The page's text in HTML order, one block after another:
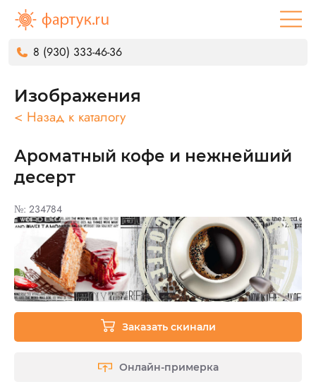
8 (930) 333-46-36
Изображения
< Назад к каталогу
Ароматный кофе и нежнейший
десерт
№: 234784
Заказать скинали
Онлайн-примерка